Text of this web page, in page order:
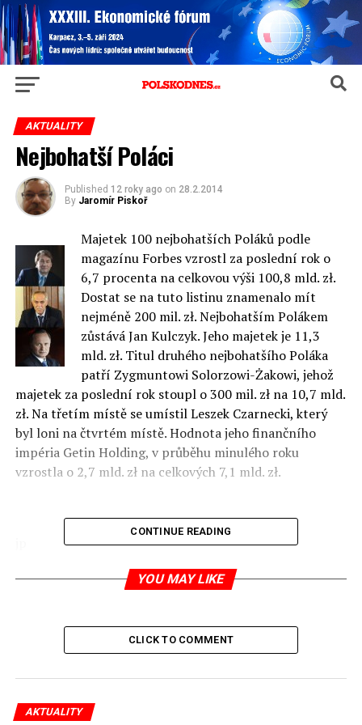
AKTUALITY
Nejbohatší Poláci
Published 12 roky ago on 28.2.2014
By Jaromír Piskoř
Majetek 100 nejbohatších Poláků podle
magazínu Forbes vzrostl za poslední rok o
6,7 procenta na celkovou výši 100,8 mld. zł.
Dostat se na tuto listinu znamenalo mít
nejméně 200 mil. zł. Nejbohatším Polákem
zůstává Jan Kulczyk. Jeho majetek je 11,3
mld. zł. Titul druhého nejbohatšího Poláka
patří Zygmuntowi Solorzowi-Żakowi, jehož
majetek za poslední rok stoupl o 300 mil. zł na 10,7 mld.
zł. Na třetím místě se umístil Leszek Czarnecki, který
byl loni na čtvrtém místě. Hodnota jeho finančního
impéria Getin Holding, v průběhu minulého roku
vzrostla o 2,7 mld. zł na celkových 7,1 mld. zł.
Biedronka stále posiluje
CONTINUE READING
YOU MAY LIKE
CLICK TO COMMENT
AKTUALITY